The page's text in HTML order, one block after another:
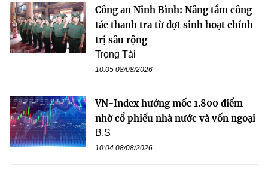
Công an Ninh Bình: Nâng tầm công
tác thanh tra từ đợt sinh hoạt chính
trị sâu rộng
Trọng Tài
10:05 08/08/2026
VN-Index hướng mốc 1.800 điểm
nhờ cổ phiếu nhà nước và vốn ngoại
B.S
10:04 08/08/2026